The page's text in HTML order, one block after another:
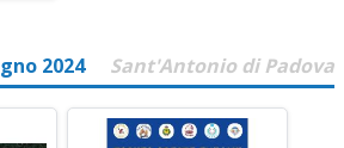
2024 Sant'Antonio di Padova